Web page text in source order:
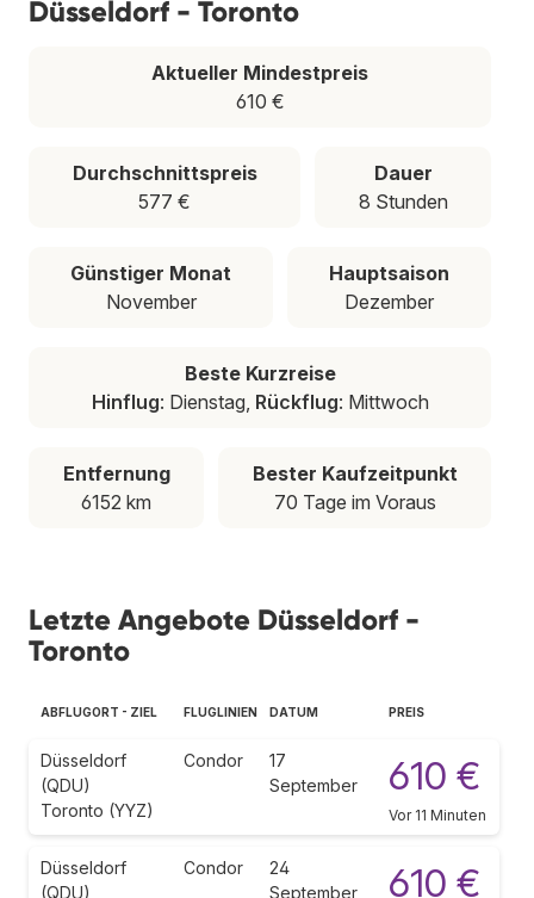
Düsseldorf - Toronto
Aktueller Mindestpreis
610 €
Durchschnittspreis
577 €
Dauer
8 Stunden
Günstiger Monat
November
Hauptsaison
Dezember
Beste Kurzreise
Hinflug: Dienstag, Rückflug: Mittwoch
Entfernung
6152 km
Bester Kaufzeitpunkt
70 Tage im Voraus
Letzte Angebote Düsseldorf -
Toronto
ABFLUGORT - ZIEL FLUGLINIEN DATUM PREIS
Düsseldorf
(QDU)
Toronto (YYZ)
Condor
17
September
610 €
Vor 11 Minuten
Düsseldorf
(QDU)
Condor
24
September
610 €